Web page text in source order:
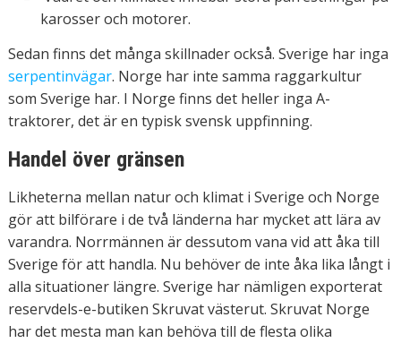
karosser och motorer.
Sedan finns det många skillnader också. Sverige har inga
serpentinvägar. Norge har inte samma raggarkultur
som Sverige har. I Norge finns det heller inga A-
traktorer, det är en typisk svensk uppfinning.
Handel över gränsen
Likheterna mellan natur och klimat i Sverige och Norge
gör att bilförare i de två länderna har mycket att lära av
varandra. Norrmännen är dessutom vana vid att åka till
Sverige för att handla. Nu behöver de inte åka lika långt i
alla situationer längre. Sverige har nämligen exporterat
reservdels-e-butiken Skruvat västerut. Skruvat Norge
har det mesta man kan behöva till de flesta olika